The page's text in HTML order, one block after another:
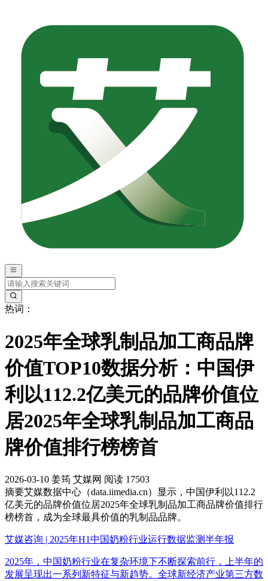
热词：
2025年全球乳制品加工商品牌
价值TOP10数据分析：中国伊
利以112.2亿美元的品牌价值位
居2025年全球乳制品加工商品
牌价值排行榜榜首
2026-03-10 姜筠 艾媒网 阅读 17503
摘要艾媒数据中心（data.iimedia.cn）显示，中国伊利以112.2
亿美元的品牌价值位居2025年全球乳制品加工商品牌价值排行
榜榜首，成为全球最具价值的乳制品品牌。
艾媒咨询 | 2025年H1中国奶粉行业运行数据监测半年报
2025年，中国奶粉行业在复杂环境下不断探索前行，上半年的
发展呈现出一系列新特征与新趋势。全球新经济产业第三方数